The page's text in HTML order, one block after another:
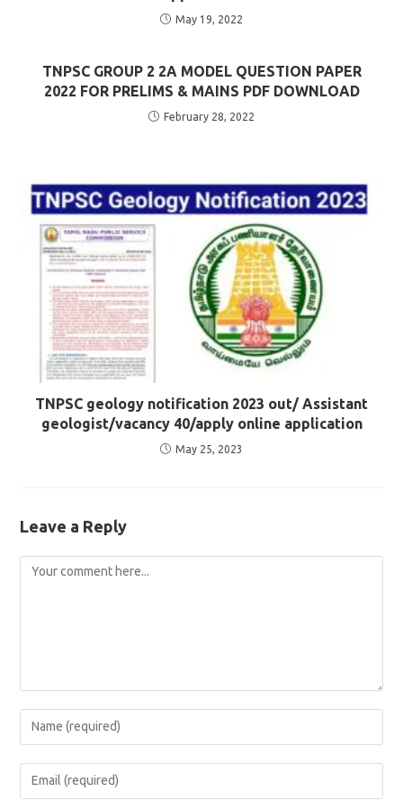
May 19, 2022
TNPSC GROUP 2 2A MODEL QUESTION PAPER
2022 FOR PRELIMS & MAINS PDF DOWNLOAD
February 28, 2022
TNPSC geology notification 2023 out/ Assistant
geologist/vacancy 40/apply online application
May 25, 2023
Leave a Reply
Comment
Enter
your
name
Enter
your